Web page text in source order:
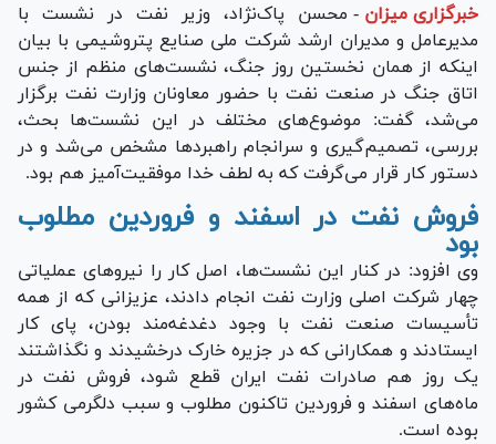
خبرگزاری میزان - محسن پاک‌نژاد، وزیر نفت در نشست با
مدیرعامل و مدیران ارشد شرکت ملی صنایع پتروشیمی با بیان
اینکه از همان نخستین روز جنگ، نشست‌های منظم از جنس
اتاق جنگ در صنعت نفت با حضور معاونان وزارت نفت برگزار
می‌شد، گفت: موضوع‌های مختلف در این نشست‌ها بحث،
بررسی، تصمیم‌گیری و سرانجام راهبرد‌ها مشخص می‌شد و در
دستور کار قرار می‌گرفت که به لطف خدا موفقیت‌آمیز هم بود.
فروش نفت در اسفند و فروردین مطلوب
بود
وی افزود: در کنار این نشست‌ها، اصل کار را نیرو‌های عملیاتی
چهار شرکت اصلی وزارت نفت انجام دادند، عزیزانی که از همه
تأسیسات صنعت نفت با وجود دغدغه‌مند بودن، پای کار
ایستادند و همکارانی که در جزیره خارک درخشیدند و نگذاشتند
یک روز هم صادرات نفت ایران قطع شود، فروش نفت در
ماه‌های اسفند و فروردین تاکنون مطلوب و سبب دلگرمی کشور
بوده است.